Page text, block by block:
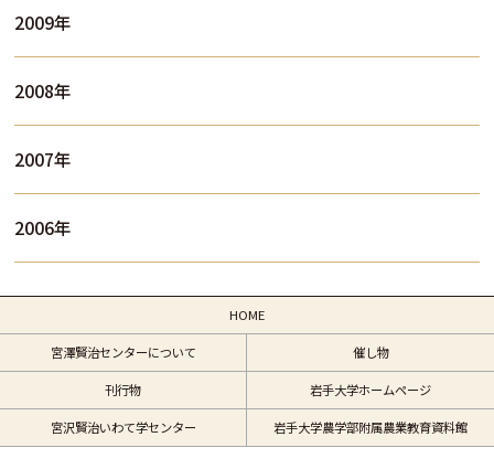
2009年
2008年
2007年
2006年
HOME
宮澤賢治センターについて 催し物
刊行物 岩手大学ホームページ
宮沢賢治いわて学センター 岩手大学農学部附属農業教育資料館